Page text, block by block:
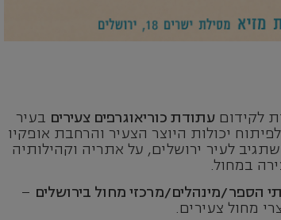
עתודת כוריאוגרפים צעירים בעיר
יכולות היוצר הצעיר והרחבת אופקיו
לעיר ירושלים, על אתריה וקהילותיה
במחול.
הספר/מינהלים/מרכזי מחול בירושלים –
מחול צעירים.